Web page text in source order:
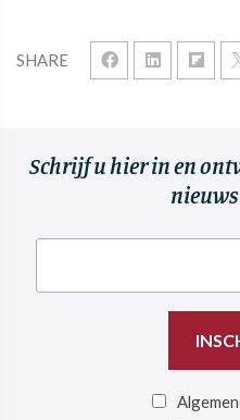
SHARE
Schrijf u hier in en
nieuws